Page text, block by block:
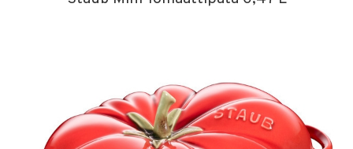
Tuotemerkkejä
Kampanjat
Tee & Espresso